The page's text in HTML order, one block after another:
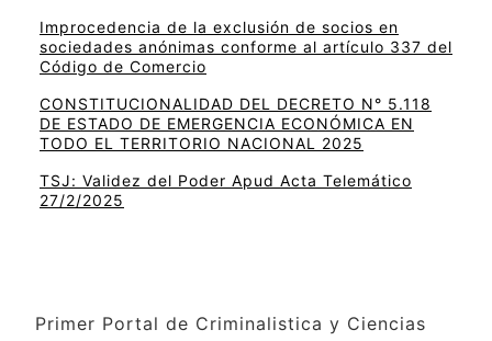
Improcedencia de la exclusión de socios en
sociedades anónimas conforme al artículo 337 del
Código de Comercio
CONSTITUCIONALIDAD DEL DECRETO N° 5.118
DE ESTADO DE EMERGENCIA ECONÓMICA EN
TODO EL TERRITORIO NACIONAL 2025
TSJ: Validez del Poder Apud Acta Telemático
27/2/2025
Primer Portal de Criminalistica y Ciencias